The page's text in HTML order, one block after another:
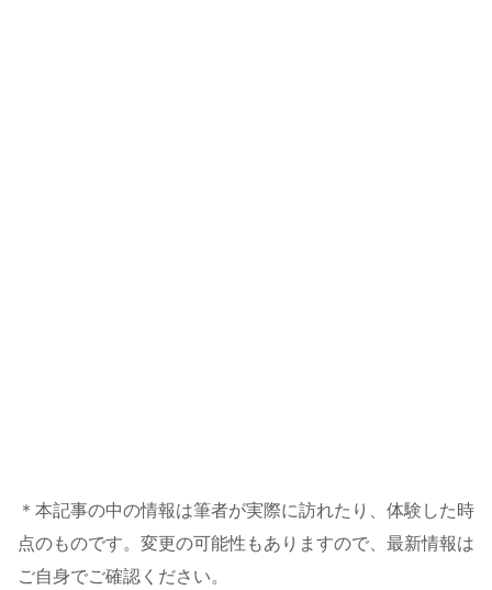
＊本記事の中の情報は筆者が実際に訪れたり、体験した時
点のものです。変更の可能性もありますので、最新情報は
ご自身でご確認ください。